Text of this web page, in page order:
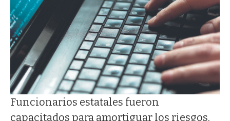
Funcionarios estatales fueron
capacitados para amortiguar los riesgos.